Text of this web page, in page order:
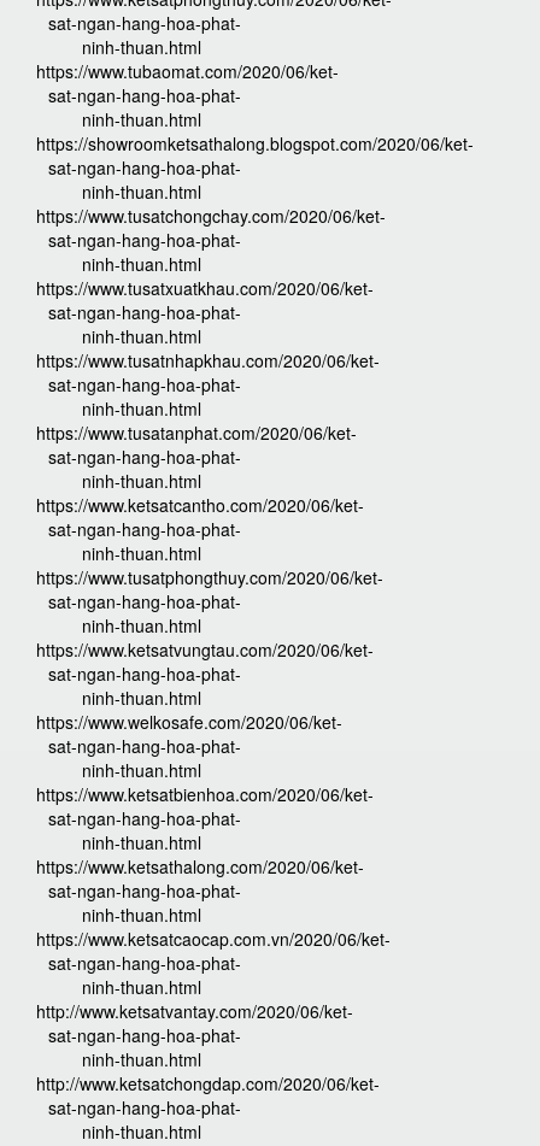
sat-ngan-hang-hoa-phat-
ninh-thuan.html
https://www.tubaomat.com/2020/06/ket-
sat-ngan-hang-hoa-phat-
ninh-thuan.html
https://showroomketsathalong.blogspot.com/2020/06/ket-
sat-ngan-hang-hoa-phat-
ninh-thuan.html
https://www.tusatchongchay.com/2020/06/ket-
sat-ngan-hang-hoa-phat-
ninh-thuan.html
https://www.tusatxuatkhau.com/2020/06/ket-
sat-ngan-hang-hoa-phat-
ninh-thuan.html
https://www.tusatnhapkhau.com/2020/06/ket-
sat-ngan-hang-hoa-phat-
ninh-thuan.html
https://www.tusatanphat.com/2020/06/ket-
sat-ngan-hang-hoa-phat-
ninh-thuan.html
https://www.ketsatcantho.com/2020/06/ket-
sat-ngan-hang-hoa-phat-
ninh-thuan.html
https://www.tusatphongthuy.com/2020/06/ket-
sat-ngan-hang-hoa-phat-
ninh-thuan.html
https://www.ketsatvungtau.com/2020/06/ket-
sat-ngan-hang-hoa-phat-
ninh-thuan.html
https://www.welkosafe.com/2020/06/ket-
sat-ngan-hang-hoa-phat-
ninh-thuan.html
https://www.ketsatbienhoa.com/2020/06/ket-
sat-ngan-hang-hoa-phat-
ninh-thuan.html
https://www.ketsathalong.com/2020/06/ket-
sat-ngan-hang-hoa-phat-
ninh-thuan.html
https://www.ketsatcaocap.com.vn/2020/06/ket-
sat-ngan-hang-hoa-phat-
ninh-thuan.html
http://www.ketsatvantay.com/2020/06/ket-
sat-ngan-hang-hoa-phat-
ninh-thuan.html
http://www.ketsatchongdap.com/2020/06/ket-
sat-ngan-hang-hoa-phat-
ninh-thuan.html